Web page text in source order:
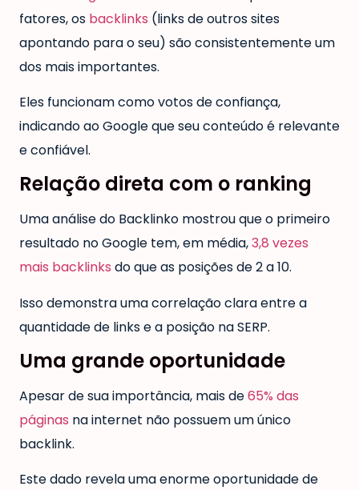
fatores, os backlinks (links de outros sites
apontando para o seu) são consistentemente um
dos mais importantes.
Eles funcionam como votos de confiança,
indicando ao Google que seu conteúdo é relevante
e confiável.
Relação direta com o ranking
Uma análise do Backlinko mostrou que o primeiro
resultado no Google tem, em média,3,8 vezes
mais backlinks do que as posições de 2 a 10.
Isso demonstra uma correlação clara entre a
quantidade de links e a posição na SERP.
Uma grande oportunidade
Apesar de sua importância, mais de65% das
páginas na internet não possuem um único
backlink.
Este dado revela uma enorme oportunidade de